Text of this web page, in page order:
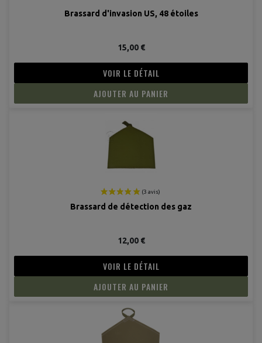
Brassard d'invasion US, 48 étoiles
15,00 €
VOIR LE DÉTAIL
AJOUTER AU PANIER
Brassard de détection des gaz
12,00 €
VOIR LE DÉTAIL
AJOUTER AU PANIER